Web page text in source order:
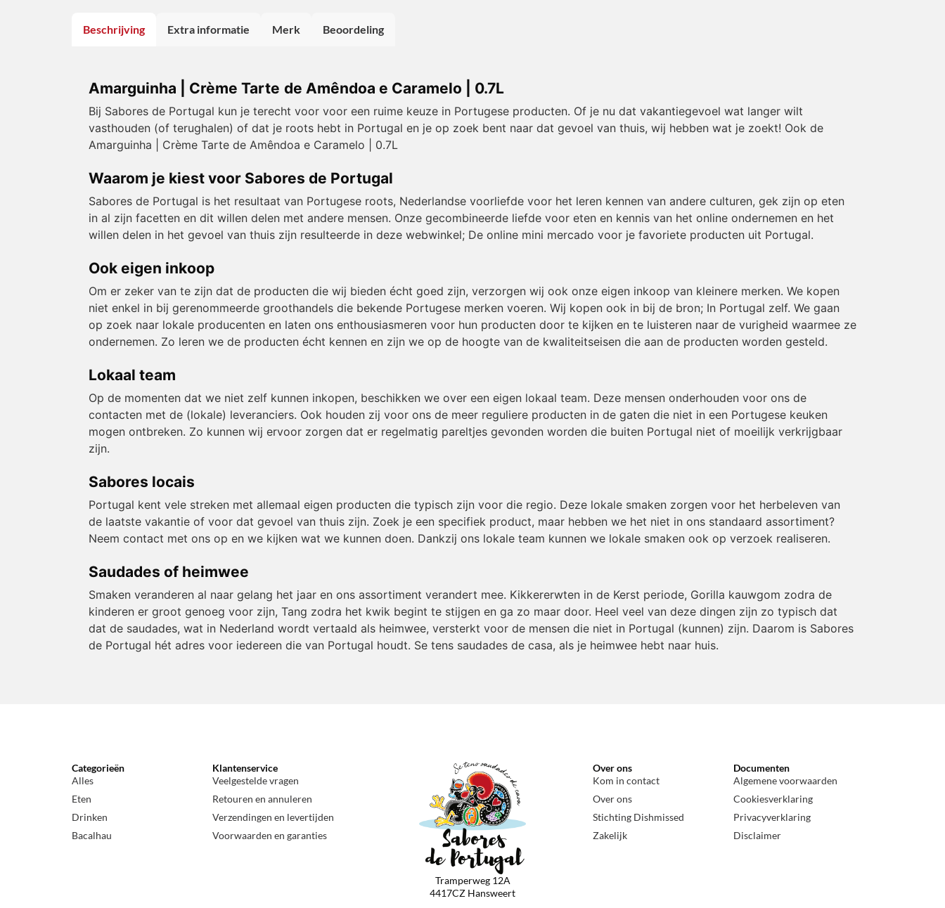
Beschrijving Extra informatie Merk Beoordeling
Amarguinha | Crème Tarte de Amêndoa e Caramelo | 0.7L
Bij Sabores de Portugal kun je terecht voor voor een ruime keuze in Portugese producten. Of je nu dat vakantiegevoel wat langer wilt
vasthouden (of terughalen) of dat je roots hebt in Portugal en je op zoek bent naar dat gevoel van thuis, wij hebben wat je zoekt! Ook de
Amarguinha | Crème Tarte de Amêndoa e Caramelo | 0.7L
Waarom je kiest voor Sabores de Portugal
Sabores de Portugal is het resultaat van Portugese roots, Nederlandse voorliefde voor het leren kennen van andere culturen, gek zijn op eten
in al zijn facetten en dit willen delen met andere mensen. Onze gecombineerde liefde voor eten en kennis van het online ondernemen en het
willen delen in het gevoel van thuis zijn resulteerde in deze webwinkel; De online mini mercado voor je favoriete producten uit Portugal.
Ook eigen inkoop
Om er zeker van te zijn dat de producten die wij bieden écht goed zijn, verzorgen wij ook onze eigen inkoop van kleinere merken. We kopen
niet enkel in bij gerenommeerde groothandels die bekende Portugese merken voeren. Wij kopen ook in bij de bron; In Portugal zelf. We gaan
op zoek naar lokale producenten en laten ons enthousiasmeren voor hun producten door te kijken en te luisteren naar de vurigheid waarmee ze
ondernemen. Zo leren we de producten écht kennen en zijn we op de hoogte van de kwaliteitseisen die aan de producten worden gesteld.
Lokaal team
Op de momenten dat we niet zelf kunnen inkopen, beschikken we over een eigen lokaal team. Deze mensen onderhouden voor ons de
contacten met de (lokale) leveranciers. Ook houden zij voor ons de meer reguliere producten in de gaten die niet in een Portugese keuken
mogen ontbreken. Zo kunnen wij ervoor zorgen dat er regelmatig pareltjes gevonden worden die buiten Portugal niet of moeilijk verkrijgbaar
zijn.
Sabores locais
Portugal kent vele streken met allemaal eigen producten die typisch zijn voor die regio. Deze lokale smaken zorgen voor het herbeleven van
de laatste vakantie of voor dat gevoel van thuis zijn. Zoek je een specifiek product, maar hebben we het niet in ons standaard assortiment?
Neem contact met ons op en we kijken wat we kunnen doen. Dankzij ons lokale team kunnen we lokale smaken ook op verzoek realiseren.
Saudades of heimwee
Smaken veranderen al naar gelang het jaar en ons assortiment verandert mee. Kikkererwten in de Kerst periode, Gorilla kauwgom zodra de
kinderen er groot genoeg voor zijn, Tang zodra het kwik begint te stijgen en ga zo maar door. Heel veel van deze dingen zijn zo typisch dat
dat de saudades, wat in Nederland wordt vertaald als heimwee, versterkt voor de mensen die niet in Portugal (kunnen) zijn. Daarom is Sabores
de Portugal hét adres voor iedereen die van Portugal houdt. Se tens saudades de casa, als je heimwee hebt naar huis.
Categorieën
Alles
Eten
Drinken
Bacalhau
Klantenservice
Veelgestelde vragen
Retouren en annuleren
Verzendingen en levertijden
Voorwaarden en garanties
Tramperweg 12A
4417CZ Hansweert
Over ons
Kom in contact
Over ons
Stichting Dishmissed
Zakelijk
Documenten
Algemene voorwaarden
Cookiesverklaring
Privacyverklaring
Disclaimer